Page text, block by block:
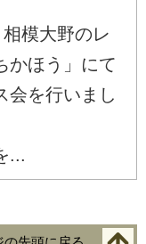
模大野のレ
かほう」にて
会を行いまし
...